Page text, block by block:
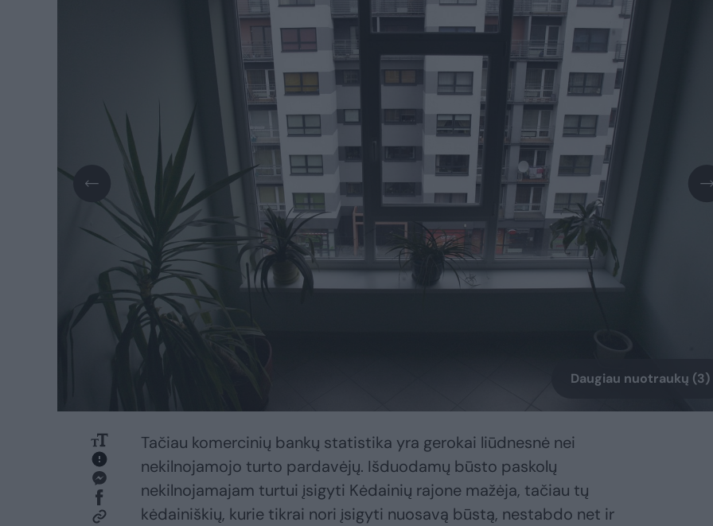
Daugiau nuotraukų (3)
Tačiau komercinių bankų statistika yra gerokai liūdnesnė nei
nekilnojamojo turto pardavėjų. Išduodamų būsto paskolų
nekilnojamajam turtui įsigyti Kėdainių rajone mažėja, tačiau tų
kėdainiškių, kurie tikrai nori įsigyti nuosavą būstą, nestabdo net ir